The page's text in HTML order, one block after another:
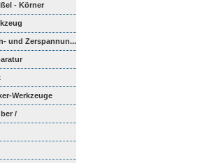
- Körner
und Zerspannun...
Werkzeuge
/